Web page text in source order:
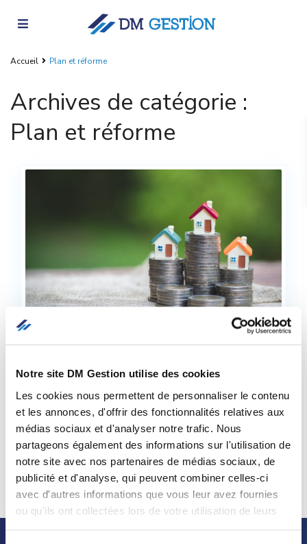
Notre site DM Gestion utilise des cookies
Les cookies nous permettent de personnaliser le contenu
et les annonces, d'offrir des fonctionnalités relatives aux
médias sociaux et d'analyser notre trafic. Nous
partageons également des informations sur l'utilisation de
notre site avec nos partenaires de médias sociaux, de
publicité et d'analyse, qui peuvent combiner celles-ci
avec d'autres informations que vous leur avez fournies
ou qu'ils ont collectées lors de votre utilisation de leurs
Accueil Plan et réforme
Archives de catégorie :
Plan et réforme
réforme...
A compter du 1er janvier 2023, les copropriétés devront
élaborer un projet de plan pluriannuel de travaux (PPT). Le
...
En savoir plus